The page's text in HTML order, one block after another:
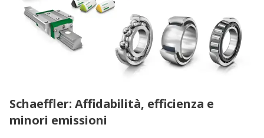
Schaeffler: Affidabilità, efficienza e
minori emissioni